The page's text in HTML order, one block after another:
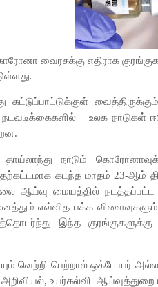
வைரசுக்கு எதிராக
நடவடிக்கைகளில்
உலக நாடுகள்
நாடும்
கடந்த மாதம் 23-ஆம்
ஆய்வு மையத்தில்
எவ்வித பக்க விளைவுகளும்
இந்த
வெற்றி பெற்றால் ஒக்டோபர்
உயர்கல்வி
ஆய்வுத்துறை